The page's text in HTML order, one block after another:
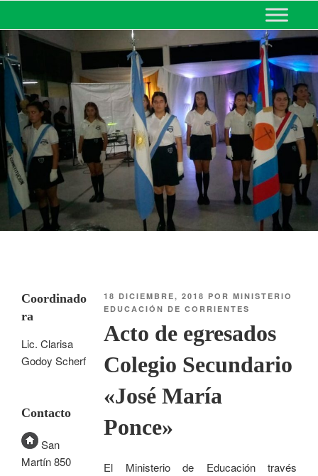
MINISTERIO DE EDUCACIÓN
DE CORRIENTES
18 DICIEMBRE, 2018 PORMINISTERIO
EDUCACIÓN DE CORRIENTES
Acto de egresados
Colegio Secundario
«José María
Ponce»
El Ministerio de Educación través
Coordinado
ra
Lic. Clarisa
Godoy Scherf
Contacto
San
Martín 850